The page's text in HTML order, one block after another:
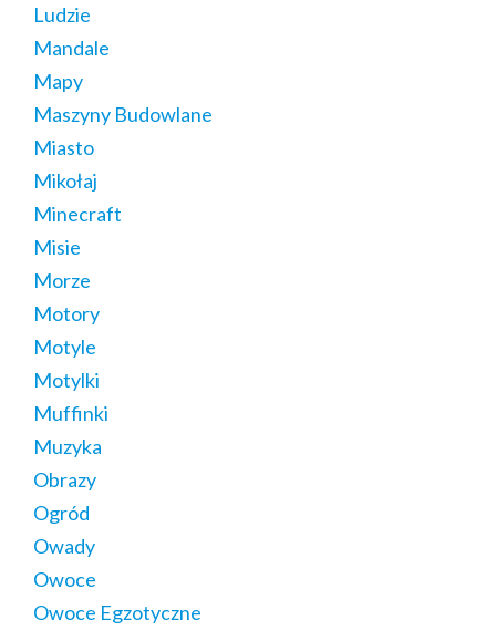
Ludzie
Mandale
Mapy
Maszyny Budowlane
Miasto
Mikołaj
Minecraft
Misie
Morze
Motory
Motyle
Motylki
Muffinki
Muzyka
Obrazy
Ogród
Owady
Owoce
Owoce Egzotyczne